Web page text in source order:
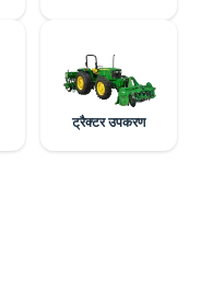
ट्रैक्टर उपकरण